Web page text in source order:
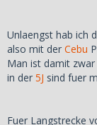
Unlaengst hab ich
also mit der Cebu
Man ist damit
in der 5J sind fuer
Fuer Langstrecke